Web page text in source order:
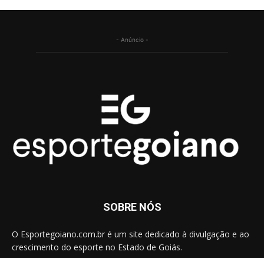
- Anúncio -
SOBRE NÓS
O Esportegoiano.com.br é um site dedicado à divulgação e ao
crescimento do esporte no Estado de Goiás.